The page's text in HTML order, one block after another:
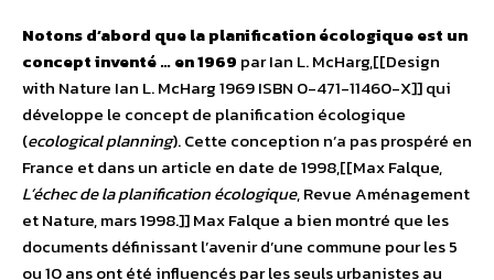
Notons d’abord que la planification écologique est un
concept inventé … en 1969 par Ian L. McHarg,[[Design
with Nature Ian L. McHarg 1969 ISBN 0-471-11460-X]] qui
développe le concept de planification écologique
(ecological planning). Cette conception n’a pas prospéré en
France et dans un article en date de 1998,[[Max Falque,
L’échec de la planification écologique, Revue Aménagement
et Nature, mars 1998.]] Max Falque a bien montré que les
documents définissant l’avenir d’une commune pour les 5
ou 10 ans ont été influencés par les seuls urbanistes au